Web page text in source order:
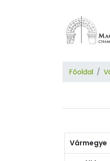
Főoldal
Vármegye